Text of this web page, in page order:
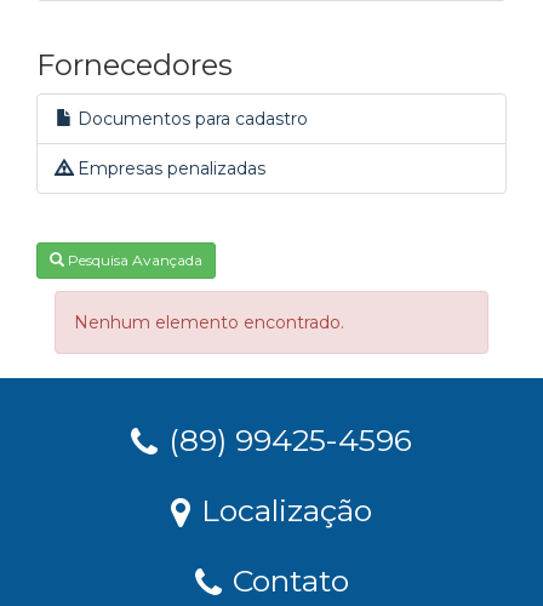
Fornecedores
Documentos para cadastro
Empresas penalizadas
Pesquisa Avançada
Nenhum elemento encontrado.
(89) 99425-4596
Localização
Contato